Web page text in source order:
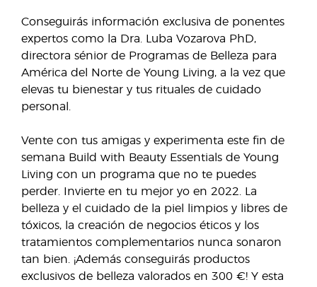
Conseguirás información exclusiva de ponentes
expertos como la Dra. Luba Vozarova PhD,
directora sénior de Programas de Belleza para
América del Norte de Young Living, a la vez que
elevas tu bienestar y tus rituales de cuidado
personal.
Vente con tus amigas y experimenta este fin de
semana Build with Beauty Essentials de Young
Living con un programa que no te puedes
perder. Invierte en tu mejor yo en 2022. La
belleza y el cuidado de la piel limpios y libres de
tóxicos, la creación de negocios éticos y los
tratamientos complementarios nunca sonaron
tan bien. ¡Además conseguirás productos
exclusivos de belleza valorados en 300 €! Y esta